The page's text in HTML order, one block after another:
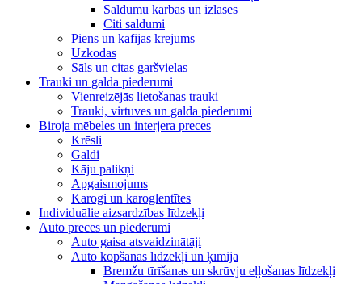
Saldumu kārbas un izlases
Citi saldumi
Piens un kafijas krējums
Uzkodas
Sāls un citas garšvielas
Trauki un galda piederumi
Vienreizējās lietošanas trauki
Trauki, virtuves un galda piederumi
Biroja mēbeles un interjera preces
Krēsli
Galdi
Kāju palikņi
Apgaismojums
Karogi un karoglentītes
Individuālie aizsardzības līdzekļi
Auto preces un piederumi
Auto gaisa atsvaidzinātāji
Auto kopšanas līdzekļi un ķīmija
Bremžu tīrīšanas un skrūvju eļļošanas līdzekļi